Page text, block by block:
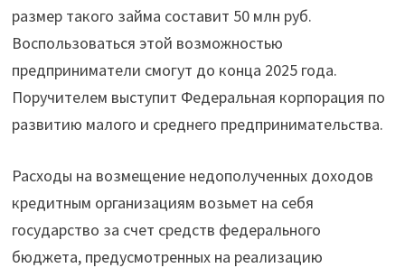
размер такого займа составит 50 млн руб.
Воспользоваться этой возможностью
предприниматели смогут до конца 2025 года.
Поручителем выступит Федеральная корпорация по
развитию малого и среднего предпринимательства.
Расходы на возмещение недополученных доходов
кредитным организациям возьмет на себя
государство за счет средств федерального
бюджета, предусмотренных на реализацию